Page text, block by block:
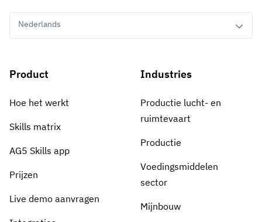
Nederlands
Product
Hoe het werkt
Skills matrix
AG5 Skills app
Prijzen
Live demo aanvragen
Industries
Productie lucht- en
ruimtevaart
Productie
Voedingsmiddelen
sector
Mijnbouw